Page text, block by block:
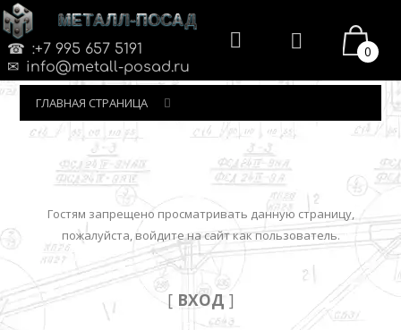
МЕТАЛЛ-ПОСАД
:+7 995 657 5191
info@metall-posad.ru
0
ГЛАВНАЯ СТРАНИЦА
Гостям запрещено просматривать данную страницу,
пожалуйста, войдите на сайт как пользователь.
[ ВХОД ]